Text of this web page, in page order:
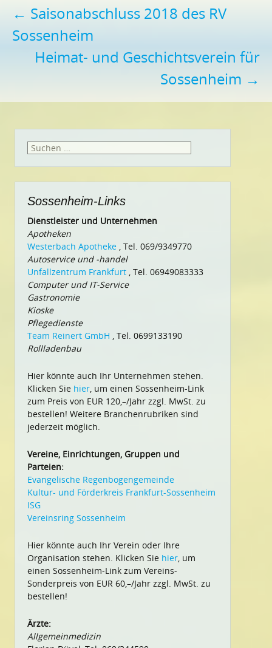
Beitragsnavigation
← Saisonabschluss 2018 des RV
Sossenheim
Heimat- und Geschichtsverein für
Sossenheim →
Suchen
Sossenheim-Links
Dienstleister und Unternehmen
Apotheken
Westerbach Apotheke , Tel. 069/9349770
Autoservice und -handel
Unfallzentrum Frankfurt , Tel. 06949083333
Computer und IT-Service
Gastronomie
Kioske
Pflegedienste
Team Reinert GmbH , Tel. 0699133190
Rollladenbau
Hier könnte auch Ihr Unternehmen stehen.
Klicken Sie hier, um einen Sossenheim-Link
zum Preis von EUR 120,–/Jahr zzgl. MwSt. zu
bestellen! Weitere Branchenrubriken sind
jederzeit möglich.
Vereine, Einrichtungen, Gruppen und
Parteien:
Evangelische Regenbogengemeinde
Kultur- und Förderkreis Frankfurt-Sossenheim
ISG
Vereinsring Sossenheim
Hier könnte auch Ihr Verein oder Ihre
Organisation stehen. Klicken Sie hier, um
einen Sossenheim-Link zum Vereins-
Sonderpreis von EUR 60,–/Jahr zzgl. MwSt. zu
bestellen!
Ärzte:
Allgemeinmedizin